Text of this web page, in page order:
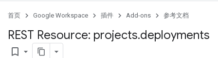
首页 Google Workspace 插件 Add-ons 参考文档
REST Resource: projects.deployments
bookmark_border